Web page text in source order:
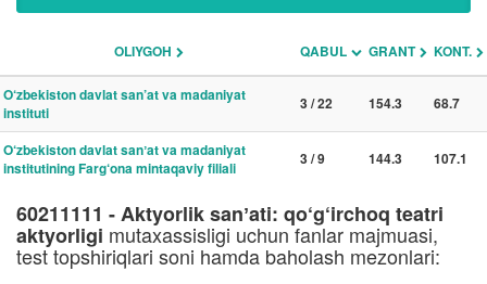
OLIYGOH QABUL GRANT KONT.
O‘zbekiston davlat san’at va madaniyat
instituti
3 / 22 154.3 68.7
O‘zbekiston davlat sanʼat va madaniyat
institutining Farg‘ona mintaqaviy filiali
3 / 9 144.3 107.1
60211111 - Aktyorlik sanʼati: qo‘g‘irchoq teatri
aktyorligi mutaxassisligi uchun fanlar majmuasi,
test topshiriqlari soni hamda baholash mezonlari: